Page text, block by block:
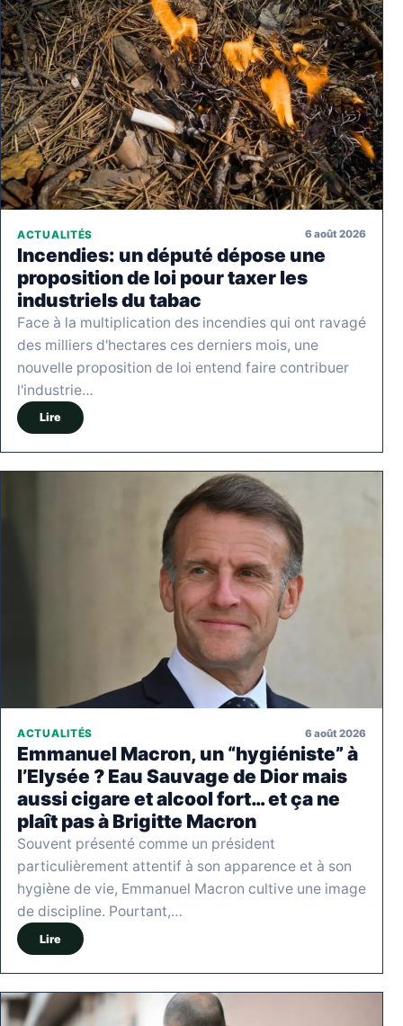
ACTUALITÉS 6 août 2026
Incendies: un député dépose une
proposition de loi pour taxer les
industriels du tabac
Face à la multiplication des incendies qui ont ravagé
des milliers d'hectares ces derniers mois, une
nouvelle proposition de loi entend faire contribuer
l'industrie…
Lire
ACTUALITÉS 6 août 2026
Emmanuel Macron, un “hygiéniste” à
l’Elysée ? Eau Sauvage de Dior mais
aussi cigare et alcool fort… et ça ne
plaît pas à Brigitte Macron
Souvent présenté comme un président
particulièrement attentif à son apparence et à son
hygiène de vie, Emmanuel Macron cultive une image
de discipline. Pourtant,…
Lire